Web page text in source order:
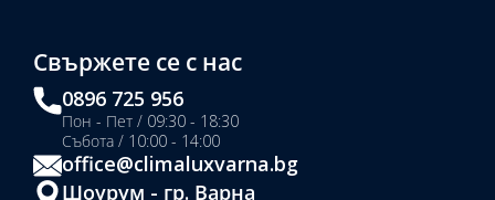
Свържете се с нас
0896 725 956
Пон - Пет / 09:30 - 18:30
Събота / 10:00 - 14:00
office@climaluxvarna.bg
Шоурум - гр. Варна